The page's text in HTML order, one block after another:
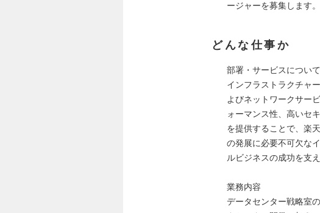
ージャーを募集します。
どんな仕事か
部署・サービスについて
インフラストラクチャ
よびネットワークサー
ォーマンス性、高いセ
を提供することで、楽
の発展に必要不可欠な
ルビジネスの成功を支え
業務内容
データセンター戦略室